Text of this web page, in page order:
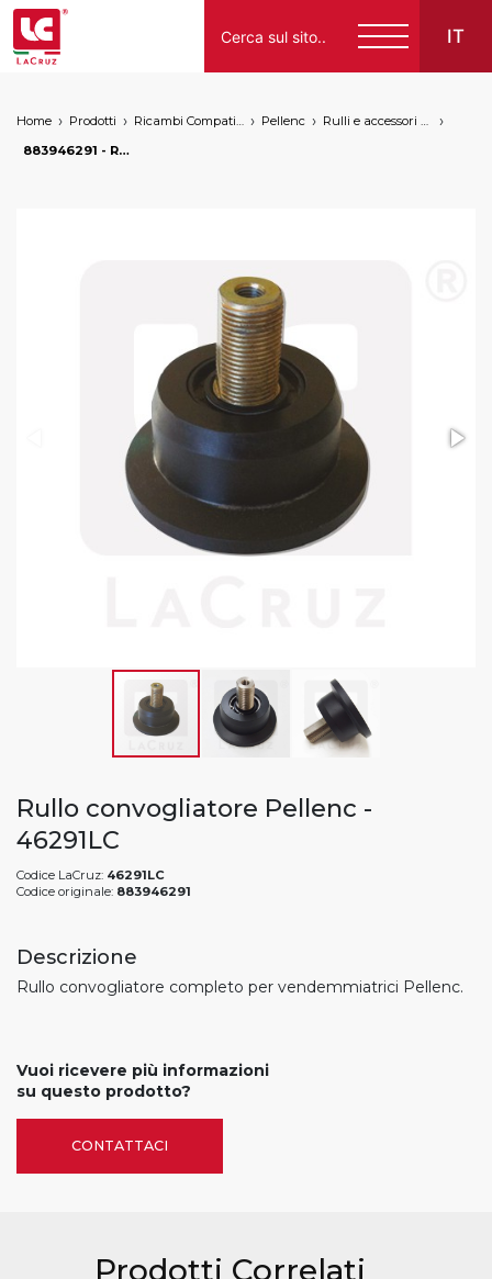
IT
Italiano
Home Prodotti Ricambi Compatibili per Vendemmiatrici a Marchio Pellenc
Rulli e accessori per trasporto
883946291 - Rullo convogliatore Pellenc, markets: []string{"A", "B", "AU"}
Rullo convogliatore Pellenc -
46291LC
Codice LaCruz: 46291LC
Codice originale: 883946291
Descrizione
Rullo convogliatore completo per vendemmiatrici Pellenc.
Vuoi ricevere più informazioni
su questo prodotto?
CONTATTACI
Prodotti Correlati